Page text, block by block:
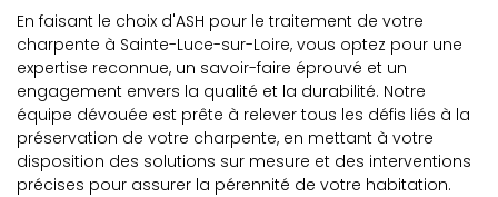
En faisant le choix d'ASH pour le traitement de votre
charpente à Sainte-Luce-sur-Loire, vous optez pour une
expertise reconnue, un savoir-faire éprouvé et un
engagement envers la qualité et la durabilité. Notre
équipe dévouée est prête à relever tous les défis liés à la
préservation de votre charpente, en mettant à votre
disposition des solutions sur mesure et des interventions
précises pour assurer la pérennité de votre habitation.